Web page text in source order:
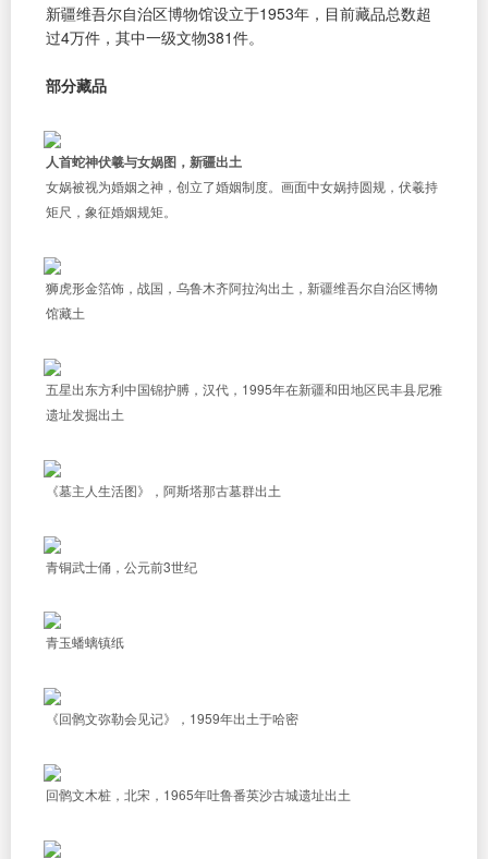
新疆维吾尔自治区博物馆设立于1953年，目前藏品总数超
过4万件，其中一级文物381件。
部分藏品
人首蛇神伏羲与女娲图，新疆出土
女娲被视为婚姻之神，创立了婚姻制度。画面中女娲持圆规，伏羲持
矩尺，象征婚姻规矩。
狮虎形金箔饰，战国，乌鲁木齐阿拉沟出土，新疆维吾尔自治区博物
馆藏土
五星出东方利中国锦护膊，汉代，1995年在新疆和田地区民丰县尼雅
遗址发掘出土
《墓主人生活图》，阿斯塔那古墓群出土
青铜武士俑，公元前3世纪
青玉蟠螭镇纸
《回鹘文弥勒会见记》，1959年出土于哈密
回鹘文木桩，北宋，1965年吐鲁番英沙古城遗址出土